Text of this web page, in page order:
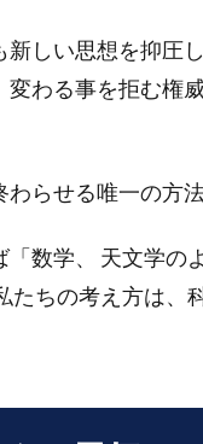
しい思想を抑圧
わる事を拒む権
らせる唯一の方法
数学、 天文学の
ちの考え方は、